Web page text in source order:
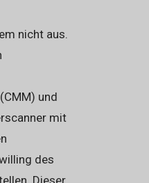
nicht aus.
und
mit
des
Dieser